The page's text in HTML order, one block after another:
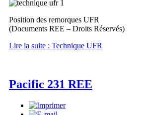
Position des remorques UFR
(Documents REE – Droits Réservés)
Lire la suite : Technique UFR
Pacific 231 REE